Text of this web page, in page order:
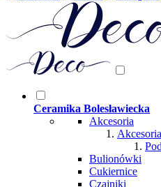
Ceramika Bolesławiecka
Akcesoria
Bulionówki
Cukiernice
Czajniki